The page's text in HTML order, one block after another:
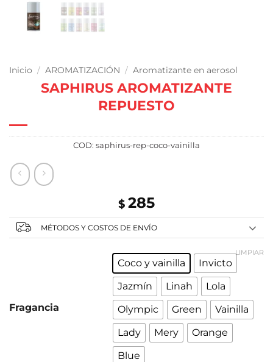
Inicio / AROMATIZACIÓN / Aromatizante en aerosol
SAPHIRUS AROMATIZANTE
REPUESTO
COD: saphirus-rep-coco-vainilla
$ 285
MÉTODOS Y COSTOS DE ENVÍO
Fragancia
Coco y vainilla
Invicto
Jazmín
Linah
Lola
Olympic
Green
Vainilla
Lady
Mery
Orange
Blue
LIMPIAR